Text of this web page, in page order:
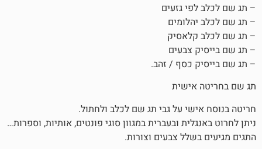
גזעים
צבעים
כסף / זהב.
על גבי תג שם לכלב ולחתול.
ובעברית במגוון סוגי פונטים, אותיות, וספרות…
צבעים וצורות.